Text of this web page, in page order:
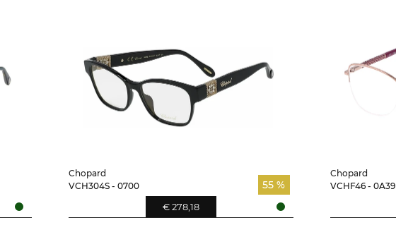
Chopard
VCH304S - 0700
55 %
€ 278,18
Chopard
VCHF46 - 0A39